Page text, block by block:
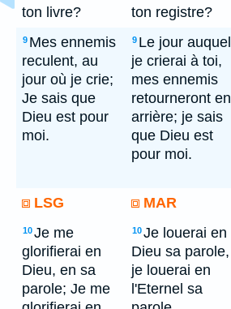
ton livre?
ton registre?
9 Mes ennemis
reculent, au
jour où je crie;
Je sais que
Dieu est pour
moi.
9 Le jour auquel
je crierai à toi,
mes ennemis
retourneront en
arrière; je sais
que Dieu est
pour moi.
LSG
MAR
10Je me
glorifierai en
Dieu, en sa
parole; Je me
10Je louerai en
Dieu sa parole,
je louerai en
l'Eternel sa